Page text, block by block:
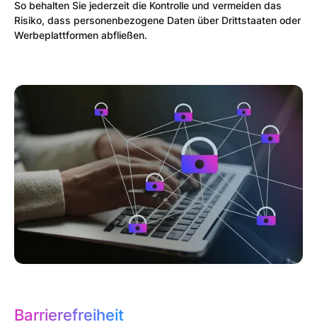
So behalten Sie jederzeit die Kontrolle und vermeiden das
Risiko, dass personenbezogene Daten über Drittstaaten oder
Werbeplattformen abfließen.
Barrierefreiheit